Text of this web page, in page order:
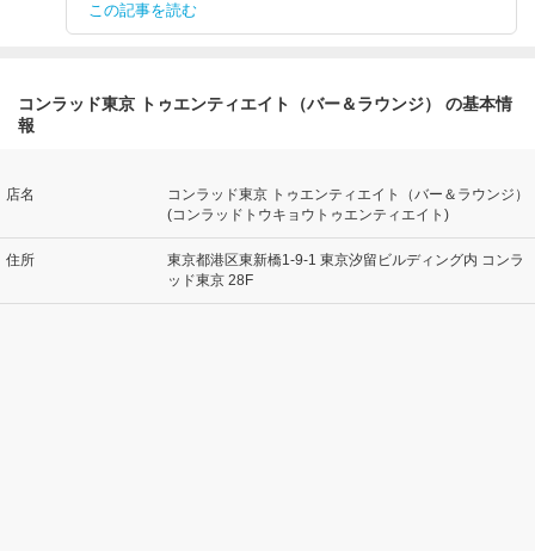
この記事を読む
コンラッド東京 トゥエンティエイト（バー＆ラウンジ） の基本情
報
店名
コンラッド東京 トゥエンティエイト（バー＆ラウンジ）
(コンラッドトウキョウトゥエンティエイト)
住所
東京都港区東新橋1-9-1 東京汐留ビルディング内 コンラ
ッド東京 28F